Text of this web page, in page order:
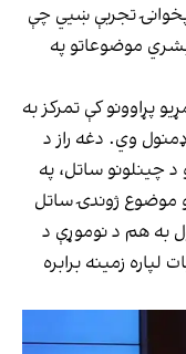
تجربې ښيي چې
بشري موضوعاتو په
پړاوونو کې تمرکز به
وي. دغه راز د
د چینلونو ساتل، په
موضوع ژوندۍ ساتل
به هم د نوموړې د
زمینه برابره